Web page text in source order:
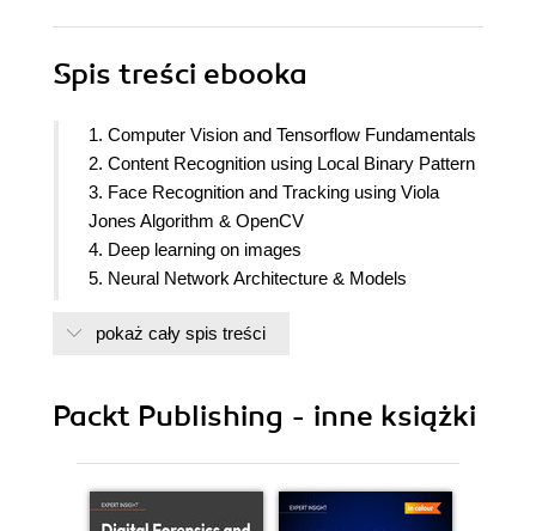
Spis treści ebooka
1. Computer Vision and Tensorflow Fundamentals
2. Content Recognition using Local Binary Pattern
3. Face Recognition and Tracking using Viola
Jones Algorithm & OpenCV
4. Deep learning on images
5. Neural Network Architecture & Models
7. Object Detection using YOLO
9. Action Recognition using Multitask Deep
RCNN
pokaż cały spis treści
Packt Publishing - inne książki